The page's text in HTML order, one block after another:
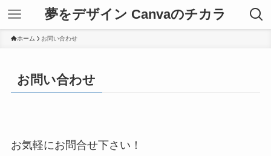
夢をデザイン Canvaのチカラ
ホーム お問い合わせ
お問い合わせ
お気軽にお問合せ下さい！